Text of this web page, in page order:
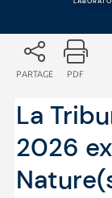
PARTAGE PDF
La
2026